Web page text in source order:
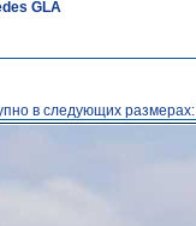
GLA
в следующих размерах: